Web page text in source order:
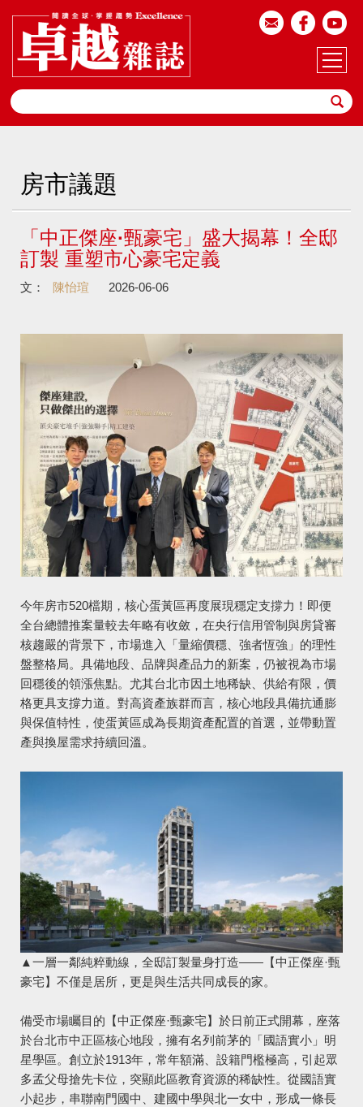
房市議題
「中正傑座·甄豪宅」盛大揭幕！全邸
訂製 重塑市心豪宅定義
文： 陳怡瑄 2026-06-06
今年房市520檔期，核心蛋黃區再度展現穩定支撐力！即便
全台總體推案量較去年略有收斂，在央行信用管制與房貸審
核趨嚴的背景下，市場進入「量縮價穩、強者恆強」的理性
盤整格局。具備地段、品牌與產品力的新案，仍被視為市場
回穩後的領漲焦點。尤其台北市因土地稀缺、供給有限，價
格更具支撐力道。對高資產族群而言，核心地段具備抗通膨
與保值特性，使蛋黃區成為長期資產配置的首選，並帶動置
產與換屋需求持續回溫。
▲一層一鄰純粹動線，全邸訂製量身打造——【中正傑座·甄
豪宅】不僅是居所，更是與生活共同成長的家。
備受市場矚目的【中正傑座·甄豪宅】於日前正式開幕，座落
於台北市中正區核心地段，擁有名列前茅的「國語實小」明
星學區。創立於1913年，常年額滿、設籍門檻極高，引起眾
多孟父母搶先卡位，突顯此區教育資源的稀缺性。從國語實
小起步，串聯南門國中、建國中學與北一女中，形成一條長